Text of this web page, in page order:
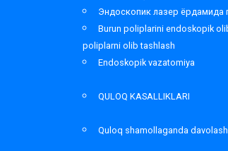
Эндоскопик лазер ёрдамида
Burun poliplarini endoskopik
poliplarni olib tashlash
Endoskopik vazatomiya
QULOQ KASALLIKLARI
Quloq shamollaganda davolash